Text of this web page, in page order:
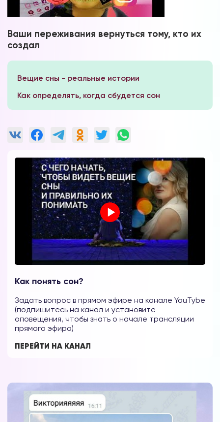
Ваши переживания вернуться тому, кто их
создал
Вещие сны - реальные истории
Как определять, когда сбудется сон
Как понять сон?
Задать вопрос в прямом эфире на канале YouTybe
(подпишитесь на канал и установите
оповещения, чтобы знать о начале трансляции
прямого эфира)
ПЕРЕЙТИ НА КАНАЛ
Вы можете получать информацию во
снах (проверено более 100000
Мы разработали систему практик, с